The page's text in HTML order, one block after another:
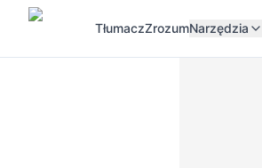
TłumaczZrozumNarzędzia